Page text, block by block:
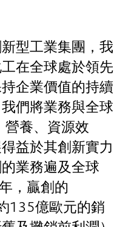
型工業集團，我
在全球處於領先
企業價值的持續
們將業務與全球
營養、資源效
益於其創新實力
業務遍及全球
，贏創的
135億歐元的銷